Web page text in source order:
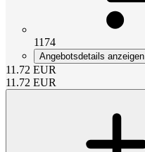
1174
Angebotsdetails anzeigen
11.72 EUR
11.72 EUR